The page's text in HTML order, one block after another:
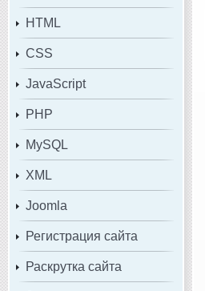
HTML
CSS
JavaScript
PHP
MySQL
XML
Joomla
Регистрация сайта
Раскрутка сайта